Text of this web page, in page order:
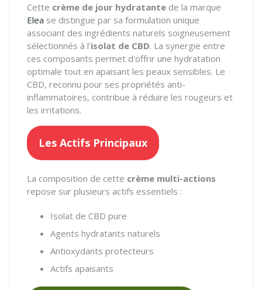
Cette crème de jour hydratante de la marque
Elea se distingue par sa formulation unique
associant des ingrédients naturels soigneusement
sélectionnés à l'isolat de CBD. La synergie entre
ces composants permet d'offrir une hydratation
optimale tout en apaisant les peaux sensibles. Le
CBD, reconnu pour ses propriétés anti-
inflammatoires, contribue à réduire les rougeurs et
les irritations.
Les Actifs Principaux
La composition de cette crème multi-actions
repose sur plusieurs actifs essentiels :
Isolat de CBD pure
Agents hydratants naturels
Antioxydants protecteurs
Actifs apaisants